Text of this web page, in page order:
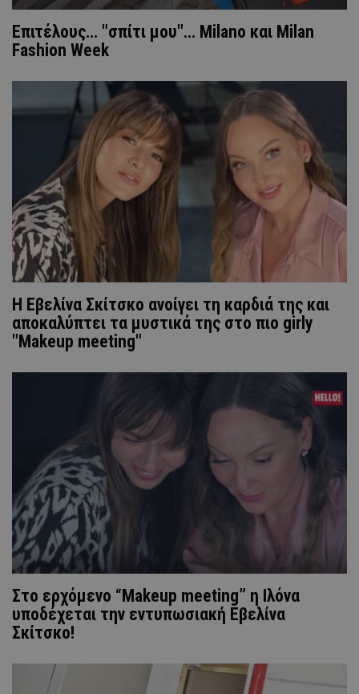
Επιτέλους… "σπίτι μου"... Μilano και Milan
Fashion Week
Η Εβελίνα Σκίτσκο ανοίγει τη καρδιά της και
αποκαλύπτει τα μυστικά της στο πιο girly
"Makeup meeting"
Στο ερχόμενο “Makeup meeting” η Ιλόνα
υποδέχεται την εντυπωσιακή Εβελίνα
Σκίτσκο!